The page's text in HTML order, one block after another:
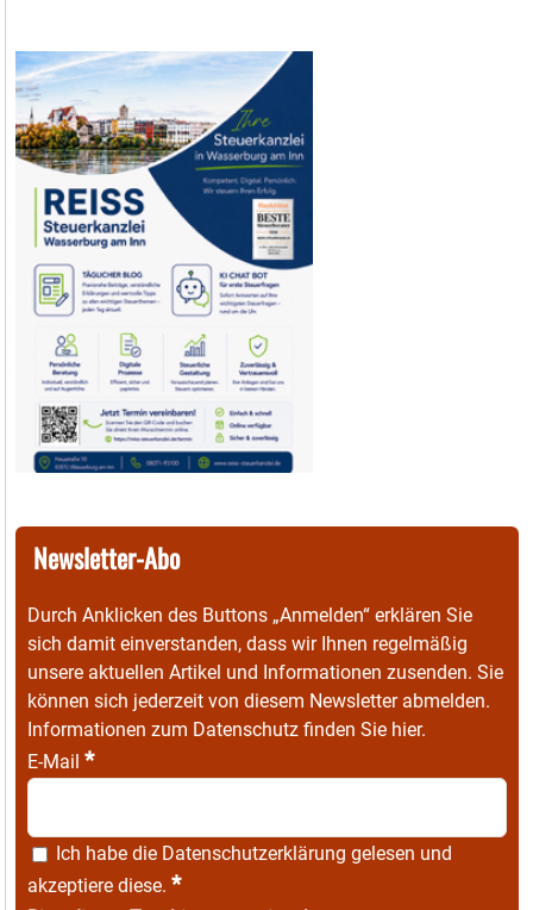
Newsletter-Abo
Durch Anklicken des Buttons „Anmelden“ erklären Sie
sich damit einverstanden, dass wir Ihnen regelmäßig
unsere aktuellen Artikel und Informationen zusenden. Sie
können sich jederzeit von diesem Newsletter abmelden.
Informationen zum Datenschutz finden Sie hier.
E-Mail *
Ich habe die Datenschutzerklärung gelesen und
akzeptiere diese. *